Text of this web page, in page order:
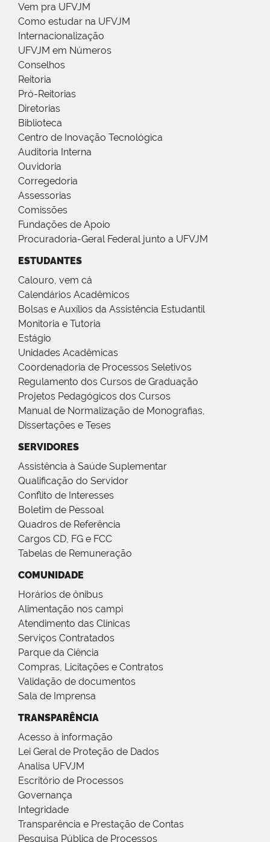
Vem pra UFVJM
Como estudar na UFVJM
Internacionalização
UFVJM em Números
Conselhos
Reitoria
Pró-Reitorias
Diretorias
Biblioteca
Centro de Inovação Tecnológica
Auditoria Interna
Ouvidoria
Corregedoria
Assessorias
Comissões
Fundações de Apoio
Procuradoria-Geral Federal junto a UFVJM
ESTUDANTES
Calouro, vem cá
Calendários Acadêmicos
Bolsas e Auxílios da Assistência Estudantil
Monitoria e Tutoria
Estágio
Unidades Acadêmicas
Coordenadoria de Processos Seletivos
Regulamento dos Cursos de Graduação
Projetos Pedagógicos dos Cursos
Manual de Normalização de Monografias,
Dissertações e Teses
SERVIDORES
Assistência à Saúde Suplementar
Qualificação do Servidor
Conflito de Interesses
Boletim de Pessoal
Quadros de Referência
Cargos CD, FG e FCC
Tabelas de Remuneração
COMUNIDADE
Horários de ônibus
Alimentação nos campi
Atendimento das Clínicas
Serviços Contratados
Parque da Ciência
Compras, Licitações e Contratos
Validação de documentos
Sala de Imprensa
TRANSPARÊNCIA
Acesso à informação
Lei Geral de Proteção de Dados
Analisa UFVJM
Escritório de Processos
Governança
Integridade
Transparência e Prestação de Contas
Pesquisa Pública de Processos